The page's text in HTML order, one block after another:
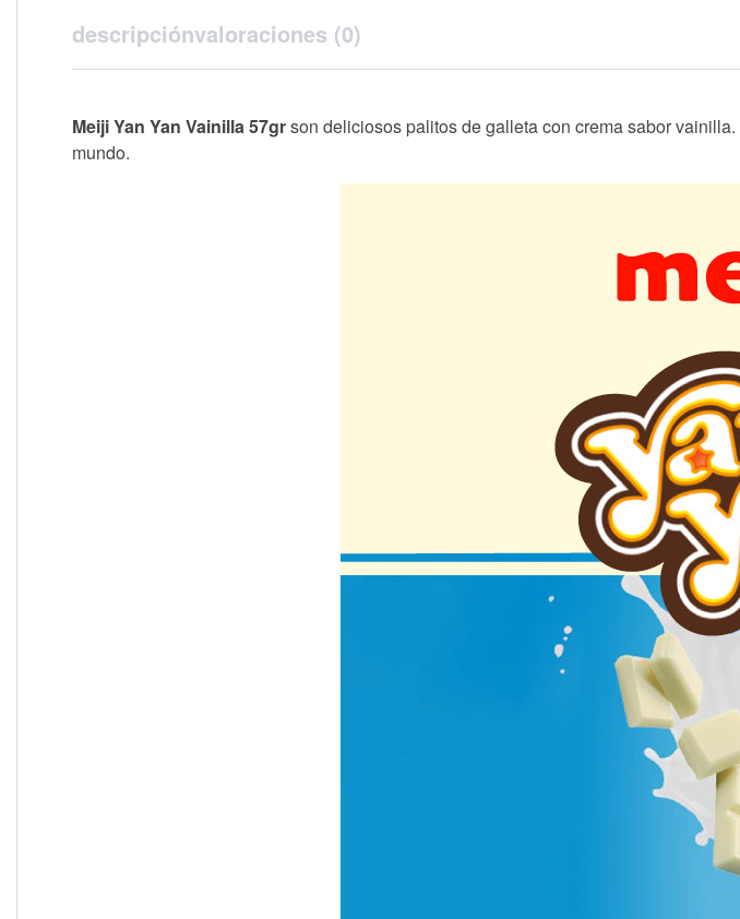
descripciónvaloraciones (0)
Meiji Yan Yan Vainilla 57grson deliciosos palitos de galleta con crema sabor vainilla.
mundo.